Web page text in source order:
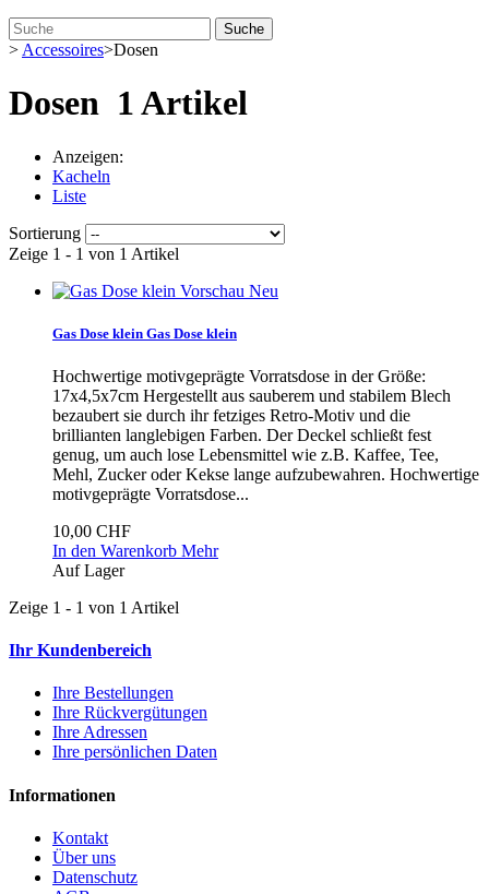
Suche
> Accessoires>Dosen
Dosen 1 Artikel
Anzeigen:
Kacheln
Liste
Sortierung
Zeige 1 - 1 von 1 Artikel
Vorschau Neu
Gas Dose klein Gas Dose klein
Hochwertige motivgeprägte Vorratsdose in der Größe:
17x4,5x7cm Hergestellt aus sauberem und stabilem Blech
bezaubert sie durch ihr fetziges Retro-Motiv und die
brillianten langlebigen Farben. Der Deckel schließt fest
genug, um auch lose Lebensmittel wie z.B. Kaffee, Tee,
Mehl, Zucker oder Kekse lange aufzubewahren. Hochwertige
motivgeprägte Vorratsdose...
10,00 CHF
In den Warenkorb Mehr
Auf Lager
Zeige 1 - 1 von 1 Artikel
Ihr Kundenbereich
Ihre Bestellungen
Ihre Rückvergütungen
Ihre Adressen
Ihre persönlichen Daten
Informationen
Kontakt
Über uns
Datenschutz